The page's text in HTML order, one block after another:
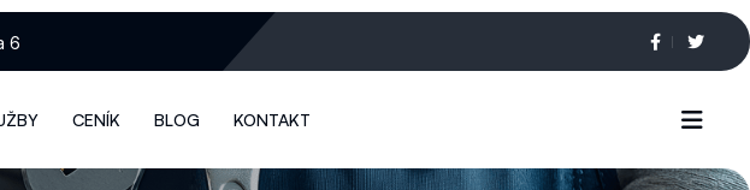
6
CENÍK BLOG KONTAKT